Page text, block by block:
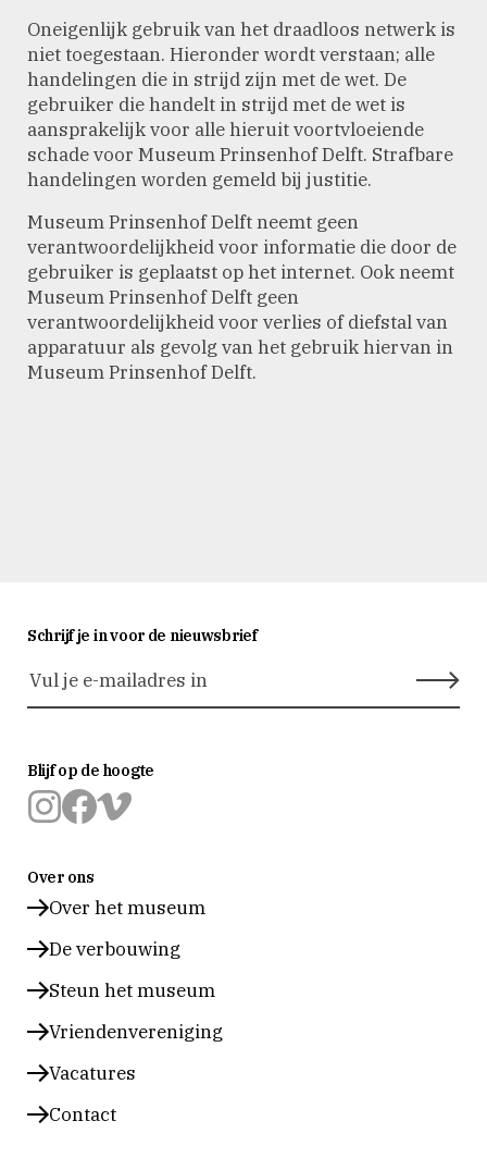
Oneigenlijk gebruik van het draadloos netwerk is
niet toegestaan. Hieronder wordt verstaan; alle
handelingen die in strijd zijn met de wet. De
gebruiker die handelt in strijd met de wet is
aansprakelijk voor alle hieruit voortvloeiende
schade voor Museum Prinsenhof Delft. Strafbare
handelingen worden gemeld bij justitie.
Museum Prinsenhof Delft neemt geen
verantwoordelijkheid voor informatie die door de
gebruiker is geplaatst op het internet. Ook neemt
Museum Prinsenhof Delft geen
verantwoordelijkheid voor verlies of diefstal van
apparatuur als gevolg van het gebruik hiervan in
Museum Prinsenhof Delft.
Over ons
Over het museum
De verbouwing
Steun het museum
Vriendenvereniging
Vacatures
Contact
Schrijf je in voor de nieuwsbrief
Blijf op de hoogte
Delft
op
Delft
op op